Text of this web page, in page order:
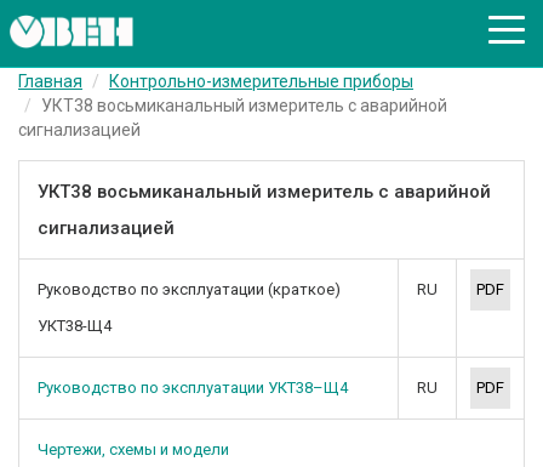
Главная
Контрольно-измерительные приборы
УКТ38 восьмиканальный измеритель с аварийной
сигнализацией
УКТ38 восьмиканальный измеритель с аварийной
сигнализацией
Руководство по эксплуатации (краткое)
УКТ38-Щ4
RU PDF
Руководство по эксплуатации УКТ38–Щ4 RU PDF
Чертежи, схемы и модели